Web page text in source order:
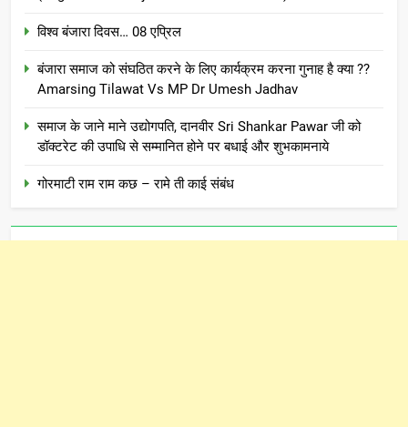
विश्व बंजारा दिवस… 08 एप्रिल
बंजारा समाज को संघठित करने के लिए कार्यक्रम करना गुनाह है क्या ??
Amarsing Tilawat Vs MP Dr Umesh Jadhav
समाज के जाने माने उद्योगपति, दानवीर Sri Shankar Pawar जी को
डॉक्टरेट की उपाधि से सम्मानित होने पर बधाई और शुभकामनाये
गोरमाटी राम राम कछ – रामे ती काई संबंध